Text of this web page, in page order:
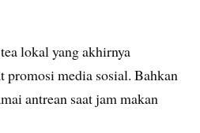
lokal yang akhirnya
promosi media sosial. Bahkan
antrean saat jam makan